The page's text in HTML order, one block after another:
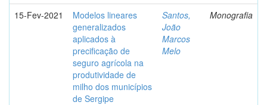
15-Fev-2021
Modelos lineares
generalizados
aplicados à
precificação de
seguro agrícola na
produtividade de
milho dos municípios
de Sergipe
Santos,
João
Marcos
Melo
Monografia